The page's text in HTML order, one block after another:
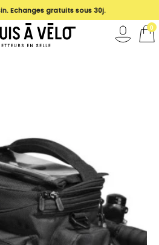
. Echanges gratuits sous 30j.
0